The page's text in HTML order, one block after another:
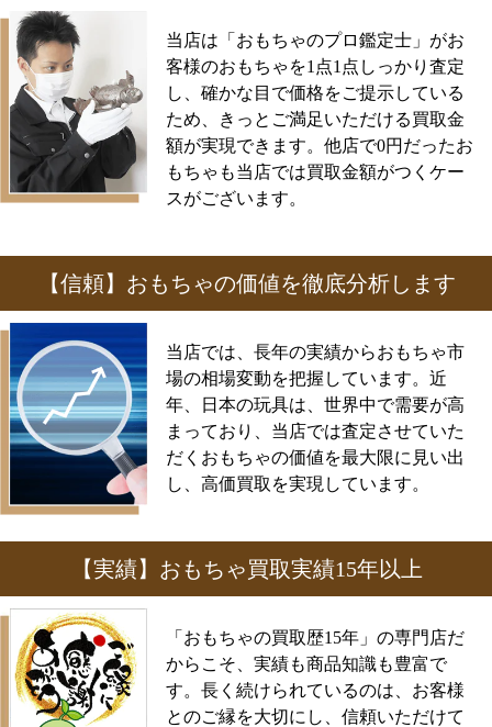
当店は「おもちゃのプロ鑑定士」がお
客様のおもちゃを1点1点しっかり査定
し、確かな目で価格をご提示している
ため、きっとご満足いただける買取金
額が実現できます。他店で0円だったお
もちゃも当店では買取金額がつくケー
スがございます。
【信頼】おもちゃの価値を徹底分析します
当店では、長年の実績からおもちゃ市
場の相場変動を把握しています。近
年、日本の玩具は、世界中で需要が高
まっており、当店では査定させていた
だくおもちゃの価値を最大限に見い出
し、高価買取を実現しています。
【実績】おもちゃ買取実績15年以上
「おもちゃの買取歴15年」の専門店だ
からこそ、実績も商品知識も豊富で
す。長く続けられているのは、お客様
とのご縁を大切にし、信頼いただけて